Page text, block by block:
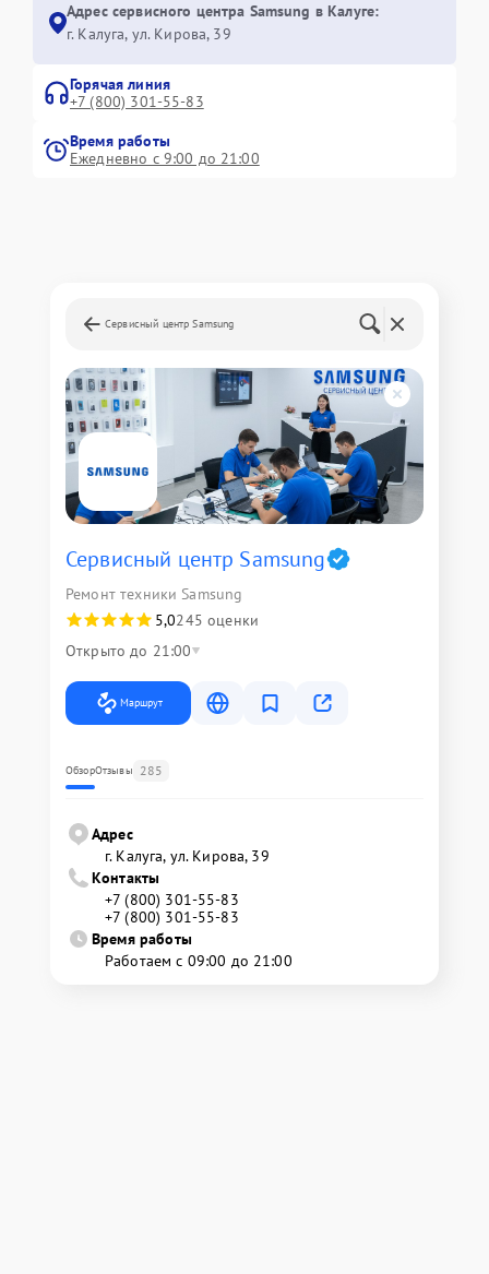
Адрес сервисного центра Samsung в Калуге:
г. Калуга, ул. Кирова, 39
Горячая линия
+7 (800) 301-55-83
Время работы
Ежедневно с 9:00 до 21:00
Сервисный центр Samsung
Сервисный центр Samsung
Ремонт техники Samsung
5,0245 оценки
Открыто до 21:00
Маршрут
ОбзорОтзывы 285
Адрес
г. Калуга, ул. Кирова, 39
Контакты
+7 (800) 301-55-83
+7 (800) 301-55-83
Время работы
Работаем с 09:00 до 21:00